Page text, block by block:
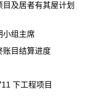
居者有其屋计划
组主席
目结算进度
下工程项目